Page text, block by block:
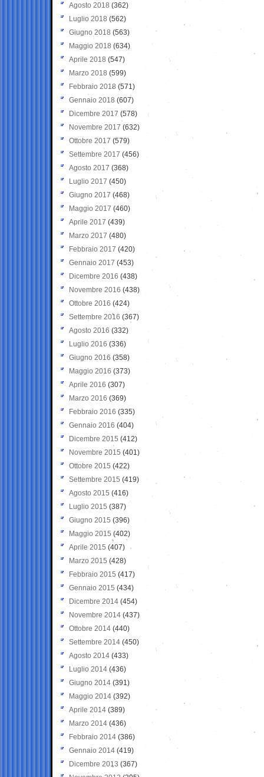
Agosto 2018 (362)
Luglio 2018 (562)
Giugno 2018 (563)
Maggio 2018 (634)
Aprile 2018 (547)
Marzo 2018 (599)
Febbraio 2018 (571)
Gennaio 2018 (607)
Dicembre 2017 (578)
Novembre 2017 (632)
Ottobre 2017 (579)
Settembre 2017 (456)
Agosto 2017 (368)
Luglio 2017 (450)
Giugno 2017 (468)
Maggio 2017 (460)
Aprile 2017 (439)
Marzo 2017 (480)
Febbraio 2017 (420)
Gennaio 2017 (453)
Dicembre 2016 (438)
Novembre 2016 (438)
Ottobre 2016 (424)
Settembre 2016 (367)
Agosto 2016 (332)
Luglio 2016 (336)
Giugno 2016 (358)
Maggio 2016 (373)
Aprile 2016 (307)
Marzo 2016 (369)
Febbraio 2016 (335)
Gennaio 2016 (404)
Dicembre 2015 (412)
Novembre 2015 (401)
Ottobre 2015 (422)
Settembre 2015 (419)
Agosto 2015 (416)
Luglio 2015 (387)
Giugno 2015 (396)
Maggio 2015 (402)
Aprile 2015 (407)
Marzo 2015 (428)
Febbraio 2015 (417)
Gennaio 2015 (434)
Dicembre 2014 (454)
Novembre 2014 (437)
Ottobre 2014 (440)
Settembre 2014 (450)
Agosto 2014 (433)
Luglio 2014 (436)
Giugno 2014 (391)
Maggio 2014 (392)
Aprile 2014 (389)
Marzo 2014 (436)
Febbraio 2014 (386)
Gennaio 2014 (419)
Dicembre 2013 (367)